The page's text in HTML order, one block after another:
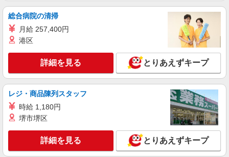
通費全支給(ガソリン代含む)＞
詳細を見る
株式会社kotrio /●UT-H-2067481
いつもの家事がお仕事に！？少人数の福祉施設
で日常サポート！
時給1500円〜2125円 ＜日払い有/週払い有/交
さくら市
キープ 詳細を見る
総合病院の清掃
月給 257,400円
港区
詳細を見る とりあえずキープ
レジ・商品陳列スタッフ
時給 1,180円
堺市堺区
詳細を見る とりあえずキープ